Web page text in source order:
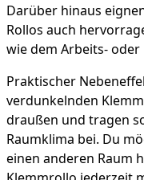
Darüber hinaus
Rollos auch
wie dem Arbeits- oder
Praktischer
verdunkelnden
draußen und tragen
Raumklima bei. Du
einen anderen Raum